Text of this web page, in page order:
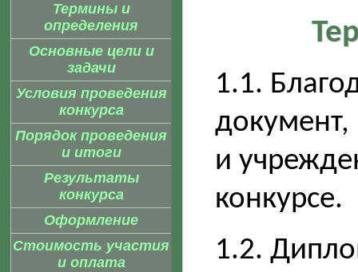
Термины и
определения
Основные цели и
задачи
Условия проведения
конкурса
Порядок проведения
и итоги
Результаты
конкурса
Оформление
Стоимость участия
и оплата
1.1.
документ,
и
конкурсе.
1.2.